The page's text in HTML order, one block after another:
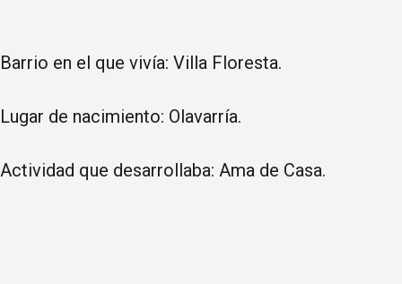
Barrio en el que vivía: Villa Floresta.
Lugar de nacimiento: Olavarría.
Actividad que desarrollaba: Ama de Casa.